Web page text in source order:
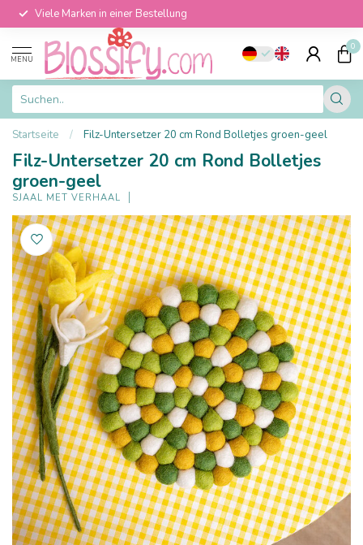
Viele Marken in einer Bestellung
MENU
0
Startseite / Filz-Untersetzer 20 cm Rond Bolletjes groen-geel
Filz-Untersetzer 20 cm Rond Bolletjes
groen-geel
SJAAL MET VERHAAL